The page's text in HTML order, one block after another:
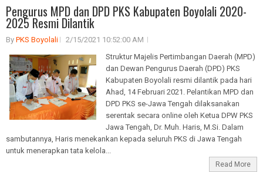
Pengurus MPD dan DPD PKS Kabupaten Boyolali 2020-
2025 Resmi Dilantik
By PKS Boyolali
2/15/2021 10:52:00 AM
Struktur Majelis Pertimbangan Daerah (MPD)
dan Dewan Pengurus Daerah (DPD) PKS
Kabupaten Boyolali resmi dilantik pada hari
Ahad, 14 Februari 2021. Pelantikan MPD dan
DPD PKS se-Jawa Tengah dilaksanakan
serentak secara online oleh Ketua DPW PKS
Jawa Tengah, Dr. Muh. Haris, M.Si. Dalam
sambutannya, Haris menekankan kepada seluruh PKS di Jawa Tengah
untuk menerapkan tata kelola...
Read More